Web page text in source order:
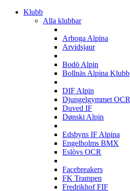
Klubb
Alla klubbar
Arboga Alpina
Arvidsjaur
Bodö Alpin
Bollnäs Alpina Klubb
DIF Alpin
Djungelgymmet OCR
Duved IF
Dønski Alpin
Edsbyns IF Alpina
Engelholms BMX
Eslövs OCR
Facebreakers
FK Trampen
Fredrikhof FIF